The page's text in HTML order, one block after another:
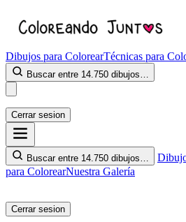
Dibujos para ColorearTécnicas para
Buscar entre 14.750 dibujos…
Cerrar sesion
Buscar entre 14.750 dibujos…
para ColorearNuestra Galería
Cerrar sesion